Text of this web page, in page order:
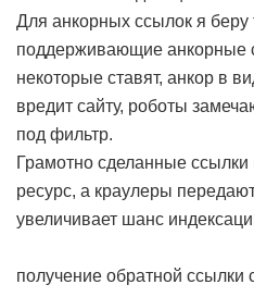
Для анкорных ссылок я беру
поддерживающие анкорные
некоторые ставят, анкор в
вредит сайту, роботы
под фильтр.
Грамотно сделанные
ресурс, а краулеры
увеличивает шанс
получение обратной ссылки